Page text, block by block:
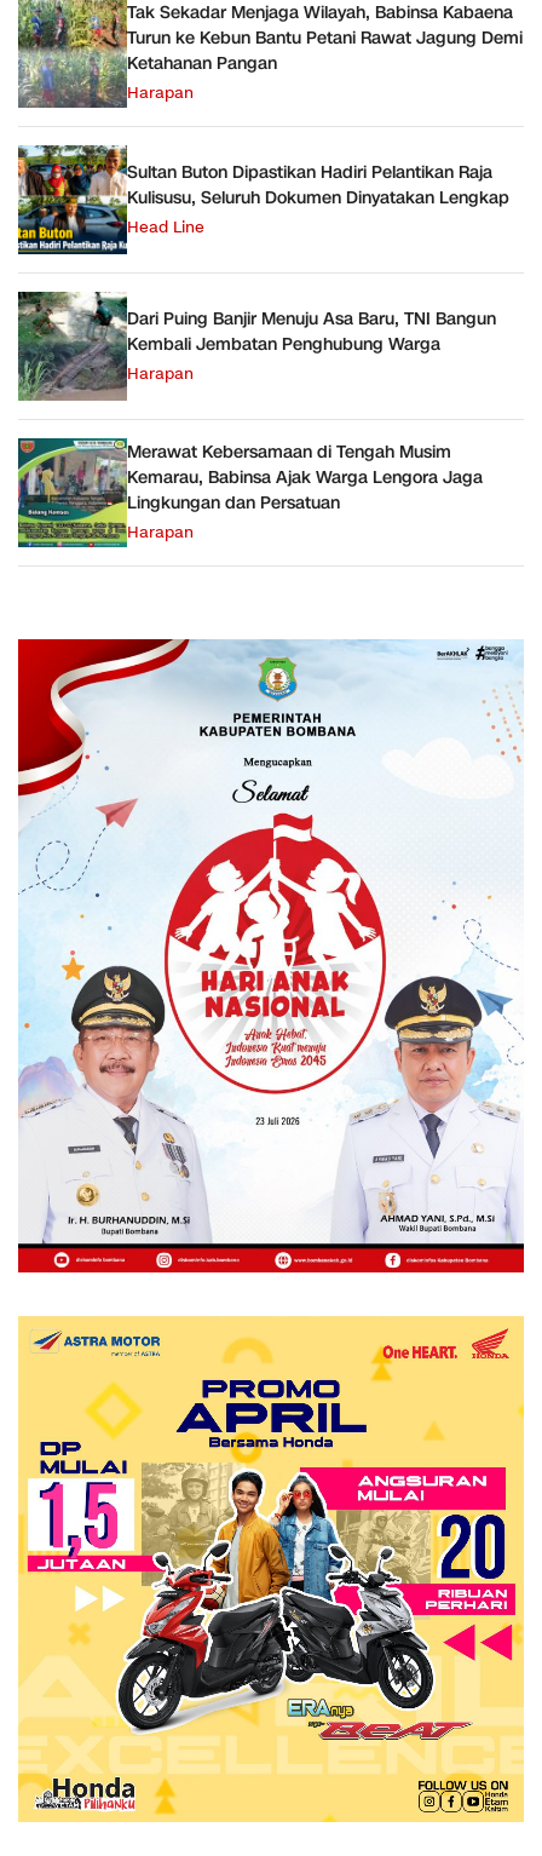
Tak Sekadar Menjaga Wilayah, Babinsa Kabaena
Turun ke Kebun Bantu Petani Rawat Jagung Demi
Ketahanan Pangan
Harapan
Sultan Buton Dipastikan Hadiri Pelantikan Raja
Kulisusu, Seluruh Dokumen Dinyatakan Lengkap
Head Line
Dari Puing Banjir Menuju Asa Baru, TNI Bangun
Kembali Jembatan Penghubung Warga
Harapan
Merawat Kebersamaan di Tengah Musim
Kemarau, Babinsa Ajak Warga Lengora Jaga
Lingkungan dan Persatuan
Harapan